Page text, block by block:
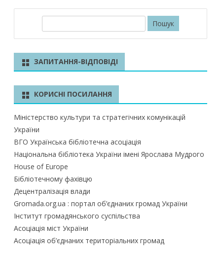
к
ЗАПИТАННЯ-ВІДПОВІДІ
КОРИСНІ ПОСИЛАННЯ
Міністерство культури та стратегічних комунікацій
України
ВГО Українська бібліотечна асоціація
Національна бібліотека України імені Ярослава Мудрого
House of Europe
Бібліотечному фахівцю
Децентралізація влади
Gromada.org.ua : портал об’єднаних громад України
Інститут громадянського суспільства
Асоціація міст України
Асоціація об’єднаних територіальних громад